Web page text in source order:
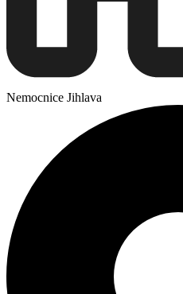
Nemocnice Jihlava